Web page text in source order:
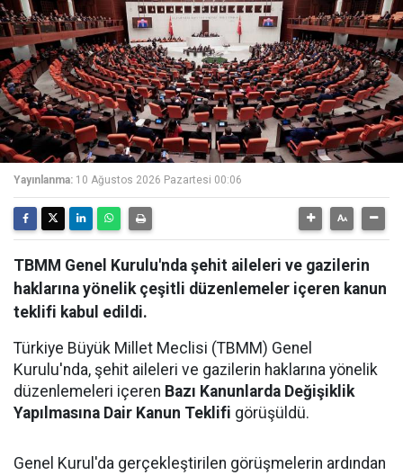
Yayınlanma: 10 Ağustos 2026 Pazartesi 00:06
TBMM Genel Kurulu'nda şehit aileleri ve gazilerin
haklarına yönelik çeşitli düzenlemeler içeren kanun
teklifi kabul edildi.
Türkiye Büyük Millet Meclisi (TBMM) Genel
Kurulu'nda, şehit aileleri ve gazilerin haklarına yönelik
düzenlemeleri içeren Bazı Kanunlarda Değişiklik
Yapılmasına Dair Kanun Teklifi görüşüldü.
Genel Kurul'da gerçekleştirilen görüşmelerin ardından